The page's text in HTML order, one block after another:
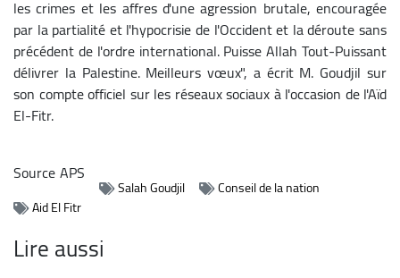
les crimes et les affres d'une agression brutale, encouragée
par la partialité et l'hypocrisie de l'Occident et la déroute sans
précédent de l'ordre international. Puisse Allah Tout-Puissant
délivrer la Palestine. Meilleurs vœux", a écrit M. Goudjil sur
son compte officiel sur les réseaux sociaux à l'occasion de l'Aïd
El-Fitr.
SourceAPS
Salah Goudjil
Conseil de la nation
Aid El Fitr
Lire aussi